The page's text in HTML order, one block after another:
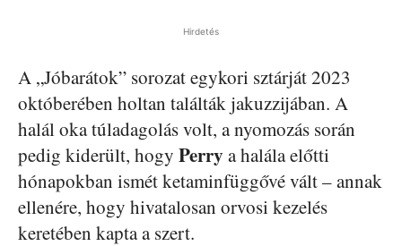
Hirdetés
A „Jóbarátok” sorozat egykori sztárját 2023
októberében holtan találták jakuzzijában. A
halál oka túladagolás volt, a nyomozás során
pedig kiderült, hogy Perry a halála előtti
hónapokban ismét ketaminfüggővé vált – annak
ellenére, hogy hivatalosan orvosi kezelés
keretében kapta a szert.